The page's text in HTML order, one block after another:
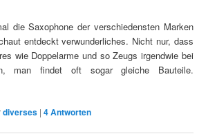
die Saxophone der verschiedensten Marken
entdeckt verwunderliches. Nicht nur, dass
wie Doppelarme und so Zeugs irgendwie bei
man findet oft sogar gleiche Bauteile.
diverses |4Antworten